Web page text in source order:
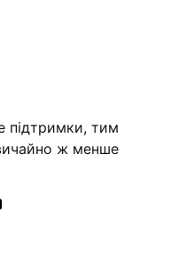
підтримки, тим
ж менше